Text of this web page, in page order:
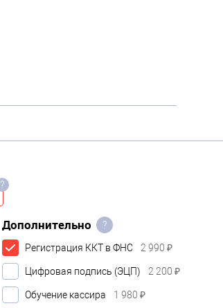
?
?
Дополнительно
Регистрация ККТ в ФНС 2 990 ₽
Цифровая подпись (ЭЦП) 2 200 ₽
Обучение кассира 1 980 ₽